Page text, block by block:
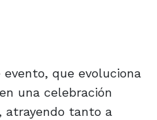
que evoluciona
una celebración
atrayendo tanto a